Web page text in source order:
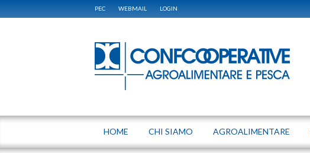
PEC WEBMAIL LOGIN
HOME CHI SIAMO AGROALIMENTARE